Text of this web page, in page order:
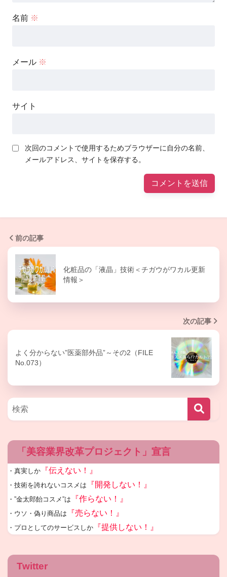
名前 ※
メール ※
サイト
次回のコメントで使用するためブラウザーに自分の名前、
メールアドレス、サイトを保存する。
前の記事
化粧品の「液晶」技術＜チガウがワカル更新
情報＞
次の記事
よく分からない”医薬部外品”～その2（FILE
No.073）
「美容業界改革プロジェクト」宣言
・真実しか 『伝えない！』
・技術を誇れないコスメは 『開発しない！』
・”金太郎飴コスメ”は 『作らない！』
・ウソ・偽り商品は 『売らない！』
・プロとしてのサービスしか 『提供しない！』
Twitter